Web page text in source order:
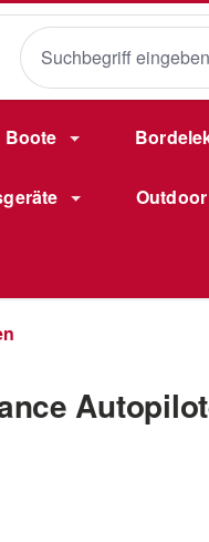
Boote
Outdoor